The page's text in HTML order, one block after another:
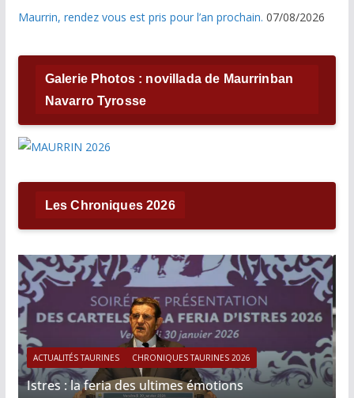
Maurrin, rendez vous est pris pour l’an prochain. 07/08/2026
Galerie Photos : novillada de Maurrinban
Navarro Tyrosse
Les Chroniques 2026
ACTUALITÉS TAURINES CHRONIQUES TAURINES 2026
Víctor Hernández : le courage immobile